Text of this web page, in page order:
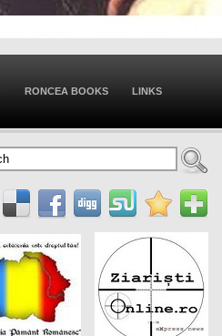
RONCEA BOOKS LINKS